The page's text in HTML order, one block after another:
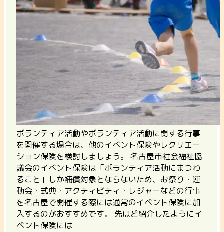
ボランティア活動やボランティア活動に関する行事
を開催する場合は、他のイベント保険やレクリエー
ション保険を検討しましょう。 名古屋市社会福祉協
議会のイベント保険は「ボランティア活動にまつわ
ること」しか補償対象とならないため、 お祭り・運
動会・式典・アクティビティ・レジャーなどの行事
を名古屋で開催する際には通常のイベント保険に加
入するのがおすすめです。 先ほど紹介したようにイ
ベント保険には